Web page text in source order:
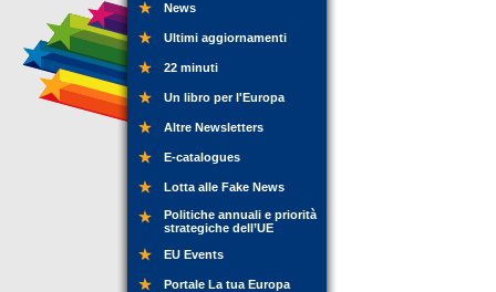
News
Ultimi aggiornamenti
22 minuti
Un libro per l'Europa
Altre Newsletters
E-catalogues
Lotta alle Fake News
Politiche annuali e priorità
strategiche dell’UE
EU Events
Portale La tua Europa